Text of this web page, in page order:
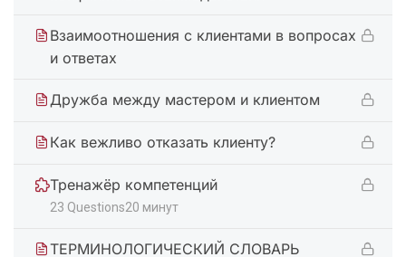
Взаимоотношения с клиентами в вопросах
и ответах
Дружба между мастером и клиентом
Как вежливо отказать клиенту?
Тренажёр компетенций
20 минут
23 Questions
ТЕРМИНОЛОГИЧЕСКИЙ СЛОВАРЬ